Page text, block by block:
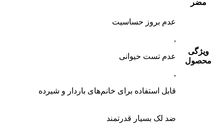
مضر
ویژگی
محصول
عدم بروز حساسیت
,
عدم تست حیوانی
,
قابل استفاده برای خانم‌های باردار و شیرده
ضد لک بسیار قدرتمند